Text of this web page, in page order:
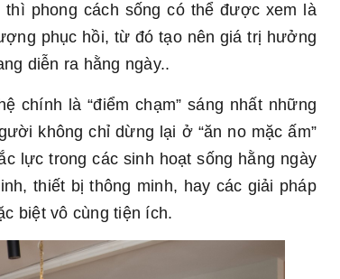
phong cách sống có thể được xem là
phục hồi, từ đó tạo nên giá trị hưởng
diễn ra hằng ngày..
chính là “điểm chạm” sáng nhất những
không chỉ dừng lại ở “ăn no mặc ấm”
lực trong các sinh hoạt sống hằng ngày
thiết bị thông minh, hay các giải pháp
biệt vô cùng tiện ích.